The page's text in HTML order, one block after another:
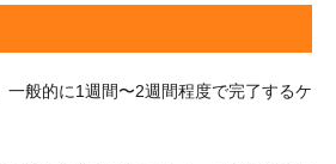
一般的に1週間〜2週間程度で完了するケ